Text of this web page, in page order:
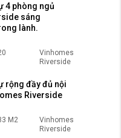
4 phòng ngủ
sáng
lành.
Vinhomes
Riverside
rộng đầy đủ nội
Riverside
M2
Vinhomes
Riverside